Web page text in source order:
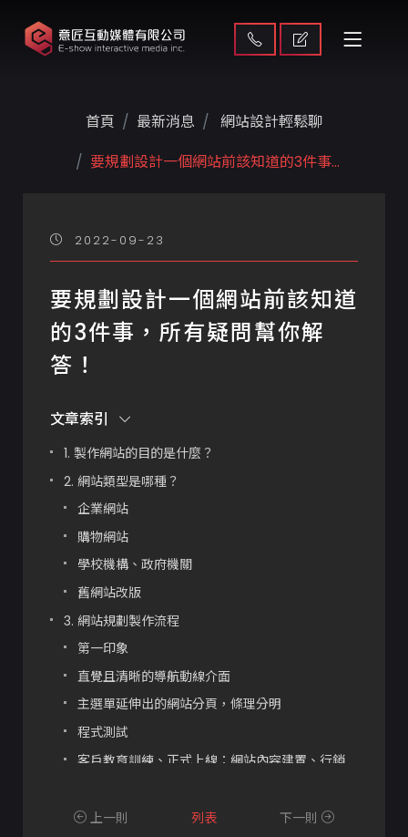
首頁 最新消息
網站設計輕鬆聊
要規劃設計一個網站前該知道的3件事...
2022-09-23
要規劃設計一個網站前該知道
的3件事，所有疑問幫你解
答！
文章索引
1. 製作網站的目的是什麼？
2. 網站類型是哪種？
企業網站
購物網站
學校機構、政府機關
舊網站改版
3. 網站規劃製作流程
第一印象
直覺且清晰的導航動線介面
主選單延伸出的網站分頁，條理分明
程式測試
客戶教育訓練、正式上線：網站內容建置、行銷
上一則 列表 下一則